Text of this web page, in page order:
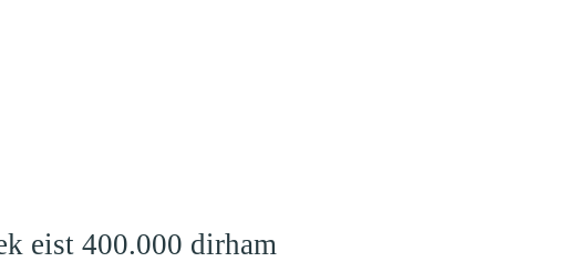
eist 400.000 dirham